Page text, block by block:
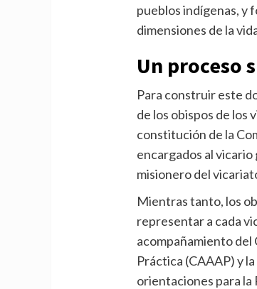
pueblos indígenas, y
dimensiones de la
Un proceso
Para construir este
de los obispos de los
constitución de la
encargados al vicario
misionero del
Mientras tanto, los
representar a cada
acompañamiento
Práctica (CAAAP) y
orientaciones para la